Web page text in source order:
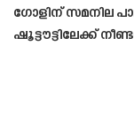
ഗോളിന് സമനില
ഷൂട്ടൗട്ടിലേക്ക്